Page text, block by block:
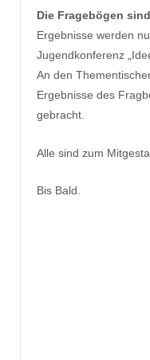
Die Fragebögen
Ergebnisse werden
Jugendkonferenz
An den
Ergebnisse des
gebracht.
Alle sind zum
Bis Bald.